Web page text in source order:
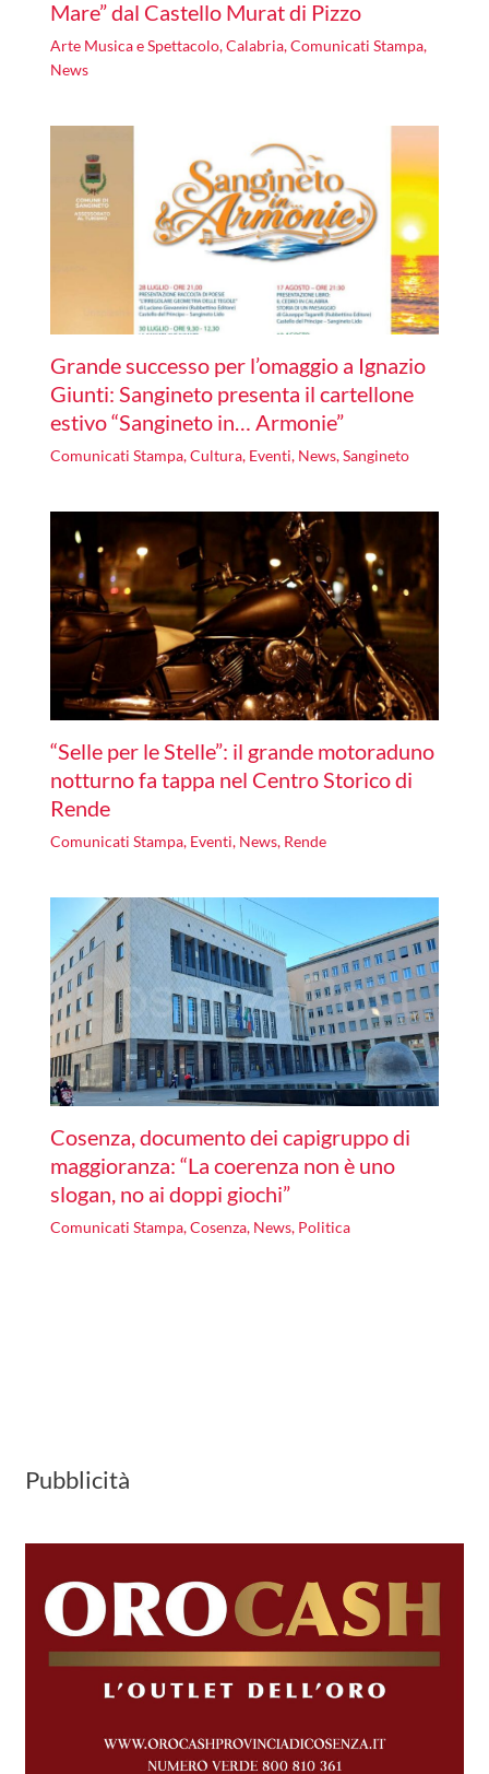
Mare” dal Castello Murat di Pizzo
Arte Musica e Spettacolo,Calabria,Comunicati Stampa,
News
Grande successo per l’omaggio a Ignazio
Giunti: Sangineto presenta il cartellone
estivo “Sangineto in… Armonie”
Comunicati Stampa,Cultura, Eventi, News,Sangineto
“Selle per le Stelle”: il grande motoraduno
notturno fa tappa nel Centro Storico di
Rende
Comunicati Stampa, Eventi, News, Rende
Cosenza, documento dei capigruppo di
maggioranza: “La coerenza non è uno
slogan, no ai doppi giochi”
Comunicati Stampa,Cosenza, News, Politica
Pubblicità